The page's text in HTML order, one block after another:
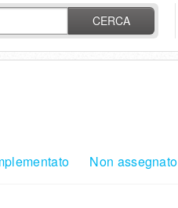
CERCA
Non assegnato